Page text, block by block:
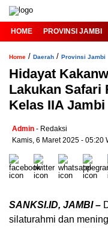
HOME PROVINSI JAMBI
Home / Daerah / Provinsi Jambi
Hidayat
Lakukan Safari
Kelas IIA Jambi
Admin - Redaksi
Kamis, 6 Maret 2025 - 05:20
SANKSI.ID, JAMBI –
silaturahmi dan